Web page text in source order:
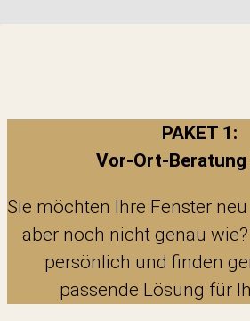
PAKET 1:
Vor-Ort-Beratung
Sie möchten Ihre Fenster
aber noch nicht genau
persönlich und finden
passende Lösung für